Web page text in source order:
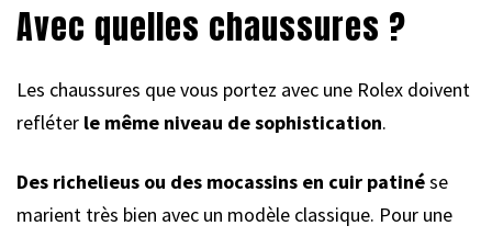
Avec quelles chaussures ?
Les chaussures que vous portez avec une Rolex doivent
refléter le même niveau de sophistication.
Des richelieus ou des mocassins en cuir patinése
marient très bien avec un modèle classique. Pour une